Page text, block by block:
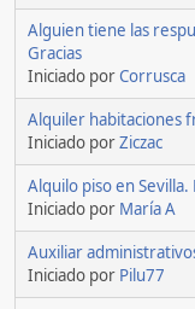
Alguien tiene las
Gracias
Iniciado porCorrusca
Alquiler habitaciones
Iniciado porZiczac
Alquilo piso en
Iniciado por María A
Auxiliar
Iniciado por Pilu77